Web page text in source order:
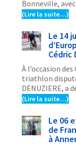
Bonneville,
(Lire la suite…)
Le 14
Cédric
À l’occasion
triathlon
DENUZIERE, a
(Lire la suite…)
Le 06
de
à